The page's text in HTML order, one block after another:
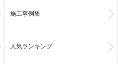
施工事例集
人気ランキング